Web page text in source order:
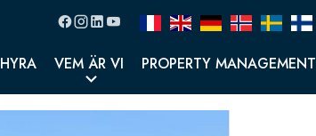
HYRA VEM ÄR VI PROPERTY MANAGEMENT